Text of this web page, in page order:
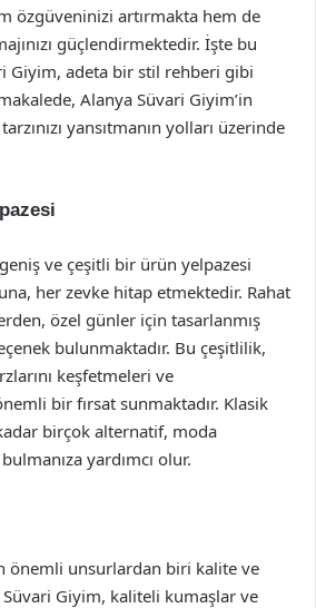
özgüveninizi artırmakta hem de
güçlendirmektedir. İşte bu
Giyim, adeta bir stil rehberi gibi
makalede, Alanya Süvari Giyim’in
yansıtmanın yolları üzerinde
ve çeşitli bir ürün yelpazesi
her zevke hitap etmektedir. Rahat
özel günler için tasarlanmış
bulunmaktadır. Bu çeşitlilik,
keşfetmeleri ve
bir fırsat sunmaktadır. Klasik
birçok alternatif, moda
yardımcı olur.
önemli unsurlardan biri kalite ve
Giyim, kaliteli kumaşlar ve